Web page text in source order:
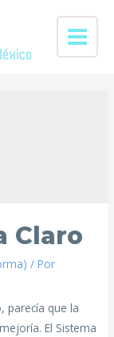
Claro
/ Por
parecía que la
El Sistema